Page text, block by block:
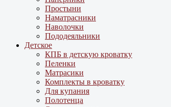
Простыни
Наматрасники
Наволочки
Пододеяльники
Детское
КПБ в детскую кроватку
Пеленки
Матрасики
Комплекты в кроватку
Для купания
Полотенца